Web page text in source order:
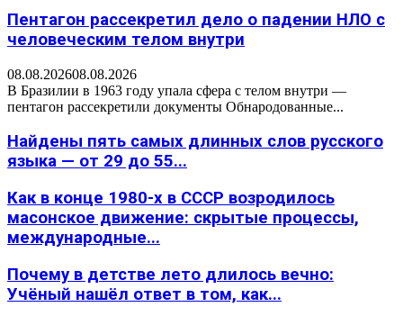
Пентагон рассекретил дело о падении НЛО с
человеческим телом внутри
08.08.202608.08.2026
В Бразилии в 1963 году упала сфера с телом внутри —
пентагон рассекретили документы Обнародованные...
Найдены пять самых длинных слов русского
языка — от 29 до 55...
Как в конце 1980-х в СССР возродилось
масонское движение: скрытые процессы,
международные...
Почему в детстве лето длилось вечно:
Учёный нашёл ответ в том, как...